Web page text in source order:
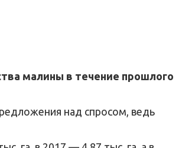
малины в течение прошлого
над спросом, ведь